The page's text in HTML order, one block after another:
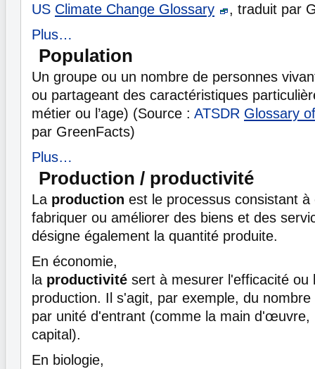
US Climate Change Glossary
, traduit par
Plus…
Population
Un groupe ou un nombre de personnes
ou partageant des caractéristiques
métier ou l’age) (Source : ATSDR Glossary
par GreenFacts)
Plus…
Production / productivité
La production est le processus consistant à
fabriquer ou améliorer des biens et des
désigne également la quantité produite.
En économie,
la productivité sert à mesurer l'efficacité ou
production. Il s'agit, par exemple, du
par unité d'entrant (comme la main d'œuvre,
capital).
En biologie,